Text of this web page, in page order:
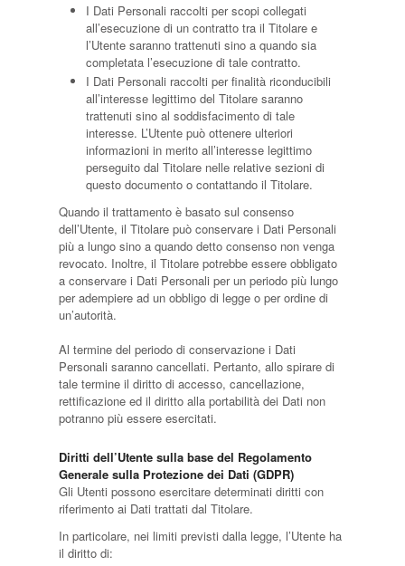
I Dati Personali raccolti per scopi collegati
all’esecuzione di un contratto tra il Titolare e
l’Utente saranno trattenuti sino a quando sia
completata l’esecuzione di tale contratto.
I Dati Personali raccolti per finalità riconducibili
all’interesse legittimo del Titolare saranno
trattenuti sino al soddisfacimento di tale
interesse. L’Utente può ottenere ulteriori
informazioni in merito all’interesse legittimo
perseguito dal Titolare nelle relative sezioni di
questo documento o contattando il Titolare.
Quando il trattamento è basato sul consenso
dell’Utente, il Titolare può conservare i Dati Personali
più a lungo sino a quando detto consenso non venga
revocato. Inoltre, il Titolare potrebbe essere obbligato
a conservare i Dati Personali per un periodo più lungo
per adempiere ad un obbligo di legge o per ordine di
un’autorità.
Al termine del periodo di conservazione i Dati
Personali saranno cancellati. Pertanto, allo spirare di
tale termine il diritto di accesso, cancellazione,
rettificazione ed il diritto alla portabilità dei Dati non
potranno più essere esercitati.
Diritti dell’Utente sulla base del Regolamento
Generale sulla Protezione dei Dati (GDPR)
Gli Utenti possono esercitare determinati diritti con
riferimento ai Dati trattati dal Titolare.
In particolare, nei limiti previsti dalla legge, l’Utente ha
il diritto di: